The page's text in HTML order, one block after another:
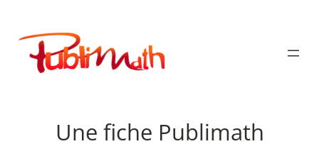
contenu
Publimath
Une fiche Publimath